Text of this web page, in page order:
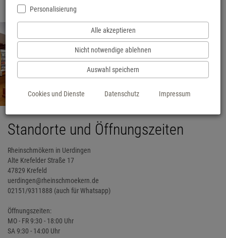
Personalisierung
Alle akzeptieren
Nicht notwendige ablehnen
Auswahl speichern
Cookies und Dienste Datenschutz Impressum
Unsere Veranstaltungen
mehr Infos
Standorte und Öffnungszeiten
Rheinschmökern in Uerdingen
Alte Krefelder Straße 17
47829 Krefeld
uerdingen@rheinschmoekern.de
02151/9311888 (auch für Whatsapp)
Öffnungszeiten:
MO - FR 9:30 - 18:00 Uhr
SA 9:30 - 14:00 Uhr